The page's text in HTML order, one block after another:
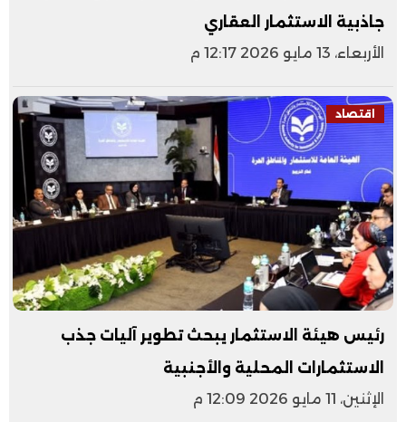
جاذبية الاستثمار العقاري
الأربعاء، 13 مايو 2026 12:17 م
اقتصاد
رئيس هيئة الاستثمار يبحث تطوير آليات جذب
الاستثمارات المحلية والأجنبية
الإثنين، 11 مايو 2026 12:09 م